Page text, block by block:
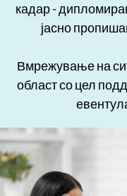
кадар -
јасно
Вмрежување на
област со цел